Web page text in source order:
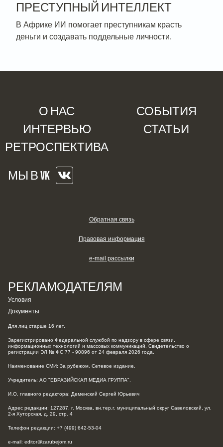
ПРЕСТУПНЫЙ ИНТЕЛЛЕКТ
В Африке ИИ помогает преступникам красть
деньги и создавать поддельные личности.
О НАС
СОБЫТИЯ
ИНТЕРВЬЮ
СТАТЬИ
РЕТРОСПЕКТИВА
МЫ В VK
РЕКЛАМОДАТЕЛЯМ
Условия
Документы
Обратная связь
Правовая информация
e-mail рассылки
Для лиц старше 16 лет.
Зарегистрировано Федеральной службой по надзору в сфере связи,
информационных технологий и массовых коммуникаций. Свидетельство о
регистрации ЭЛ № ФС 77 - 90896 от 24 февраля 2026 года.
Наименование СМИ: За рубежом. Сетевое издание.
Учредитель: АО "ЕВРАЗИЙСКАЯ МЕДИА ГРУППА".
И.О. главного редактора: Деменский Сергей Юрьевич
Адрес редакции: 127287, г. Москва, вн.тер.г. муниципальный округ Савеловский, ул.
2-я Хуторская, д. 29, стр. 4
Телефон редакции: +7 (499) 642-53-04
e-mail: editor@zarubejom.ru